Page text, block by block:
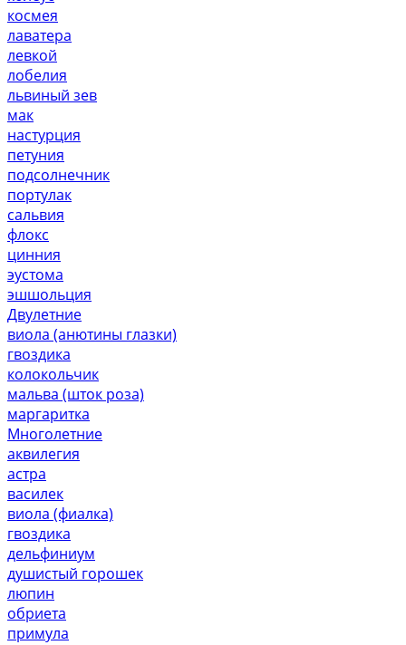
космея
лаватера
левкой
лобелия
львиный зев
мак
настурция
петуния
подсолнечник
портулак
сальвия
флокс
цинния
эустома
эшшольция
Двулетние
виола (анютины глазки)
гвоздика
колокольчик
мальва (шток роза)
маргаритка
Многолетние
аквилегия
астра
василек
виола (фиалка)
гвоздика
дельфиниум
душистый горошек
люпин
обриета
примула